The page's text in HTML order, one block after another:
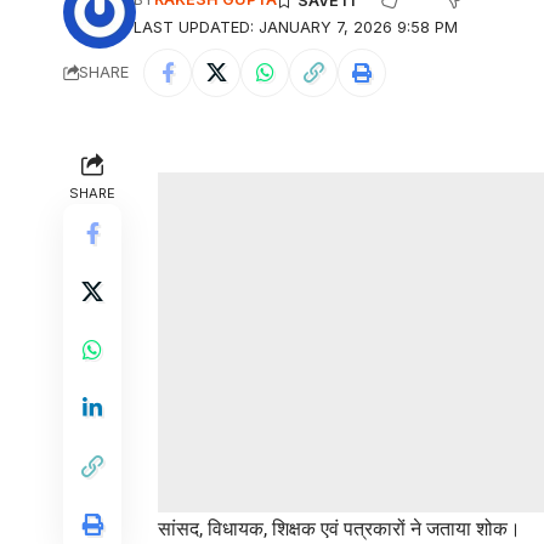
LAST UPDATED: JANUARY 7, 2026 9:58 PM
SHARE
SHARE
सांसद, विधायक, शिक्षक एवं पत्रकारों ने जताया शोक।